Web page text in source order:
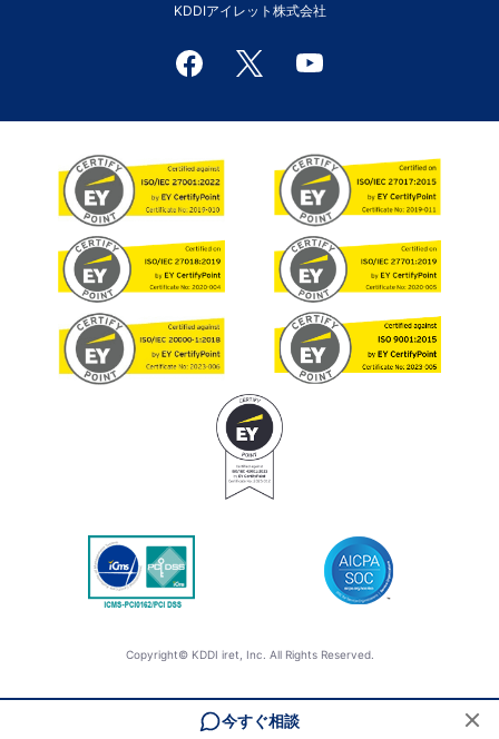
KDDIアイレット株式会社
Copyright© KDDI iret, Inc. All Rights Reserved.
今すぐ相談